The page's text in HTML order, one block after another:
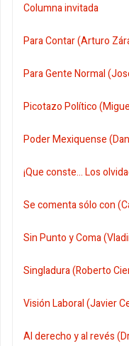
Columna invitada
Para Contar (Arturo
Para Gente Normal
Picotazo Político
Poder Mexiquense
¡Que conste... Los
Se comenta sólo con
Sin Punto y Coma
Singladura (Roberto
Visión Laboral (Javier
Al derecho y al revés